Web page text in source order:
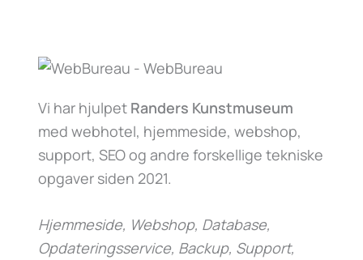
Vi har hjulpet Randers Kunstmuseum
med webhotel, hjemmeside, webshop,
support, SEO og andre forskellige tekniske
opgaver siden 2021.
Hjemmeside, Webshop, Database,
Opdateringsservice, Backup, Support,